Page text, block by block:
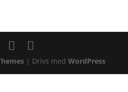
| Drivs med WordPress